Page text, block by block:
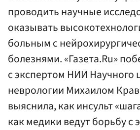
проводить научные
оказывать
больным с
болезнями. «Газета.Ru»
с экспертом НИИ Научного
неврологии Михаилом
выяснила, как инсульт
как медики ведут борьбу с